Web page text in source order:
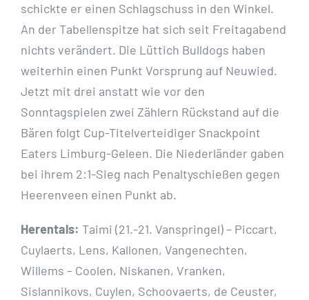
schickte er einen Schlagschuss in den Winkel.
An der Tabellenspitze hat sich seit Freitagabend
nichts verändert. Die Lüttich Bulldogs haben
weiterhin einen Punkt Vorsprung auf Neuwied.
Jetzt mit drei anstatt wie vor den
Sonntagspielen zwei Zählern Rückstand auf die
Bären folgt Cup-Titelverteidiger Snackpoint
Eaters Limburg-Geleen. Die Niederländer gaben
bei ihrem 2:1-Sieg nach Penaltyschießen gegen
Heerenveen einen Punkt ab.
Herentals: Taimi (21.-21. Vanspringel) – Piccart,
Cuylaerts, Lens, Kallonen, Vangenechten,
Willems – Coolen, Niskanen, Vranken,
Sislannikovs, Cuylen, Schoovaerts, de Ceuster,